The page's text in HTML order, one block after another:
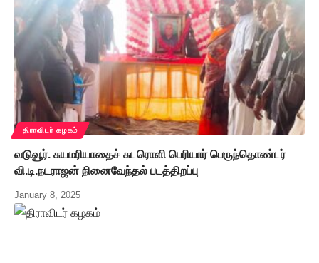
திராவிடர் கழகம்
வடுவூர். சுயமரியாதைச் சுடரொளி பெரியார் பெருந்தொண்டர்
வி.டி.நடராஜன் நினைவேந்தல் படத்திறப்பு
January 8, 2025